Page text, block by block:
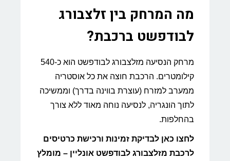
מה המרחק בין זלצבורג
לבודפשט ברכבת?
מרחק הנסיעה מזלצבורג לבודפשט הוא כ-540
קילומטרים. הרכבת חוצה את כל אוסטריה
ממערב למזרח (עוצרת בווינה בדרך) וממשיכה
לתוך הונגריה, לנסיעה נוחה מאוד ללא צורך
בהחלפות.
לחצו כאן לבדיקת זמינות ורכישת כרטיסים
לרכבת מזלצבורג לבודפשט אונליין – מומלץ